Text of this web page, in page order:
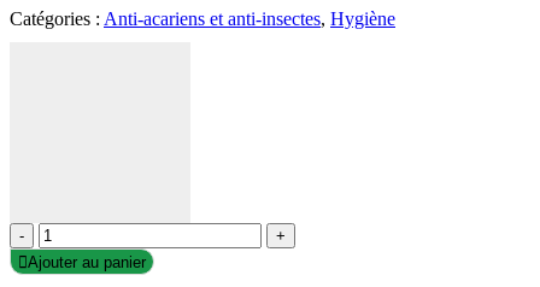
Catégories : Anti-acariens et anti-insectes, Hygiène
-
+
Ajouter au panier